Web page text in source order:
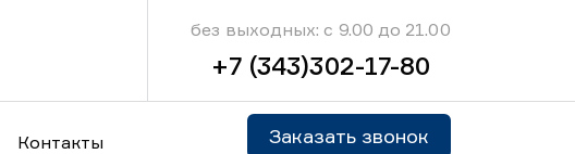
без выходных: с 9.00 до 21.00
+7 (343)302-17-80
Контакты Заказать звонок